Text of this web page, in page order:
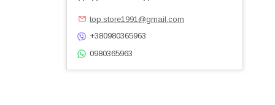
top.store1991@gmail.com
+380980365963
0980365963